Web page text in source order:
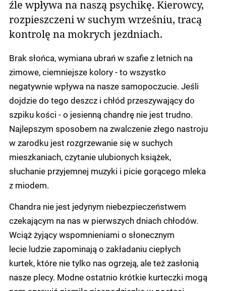
źle wpływa na naszą psychikę. Kierowcy,
rozpieszczeni w suchym wrześniu, tracą
kontrolę na mokrych jezdniach.
Brak słońca, wymiana ubrań w szafie z letnich na
zimowe, ciemniejsze kolory - to wszystko
negatywnie wpływa na nasze samopoczucie. Jeśli
dojdzie do tego deszcz i chłód przeszywający do
szpiku kości - o jesienną chandrę nie jest trudno.
Najlepszym sposobem na zwalczenie złego nastroju
w zarodku jest rozgrzewanie się w suchych
mieszkaniach, czytanie ulubionych książek,
słuchanie przyjemnej muzyki i picie gorącego mleka
z miodem.
Chandra nie jest jedynym niebezpieczeństwem
czekającym na nas w pierwszych dniach chłodów.
Wciąż żyjący wspomnieniami o słonecznym
lecie ludzie zapominają o zakładaniu ciepłych
kurtek, które nie tylko nas ogrzeją, ale też zasłonią
nasze plecy. Modne ostatnio krótkie kurteczki mogą